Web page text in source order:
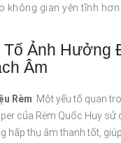
không gian yên tĩnh
Tố Ảnh Hưởng
Âm
Rèm: Một yếu tố quan
của Rèm Quốc Huy sử
hấp thụ âm thanh tốt,